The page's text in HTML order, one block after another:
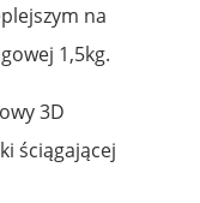
na
1,5kg.
3D
ściągającej